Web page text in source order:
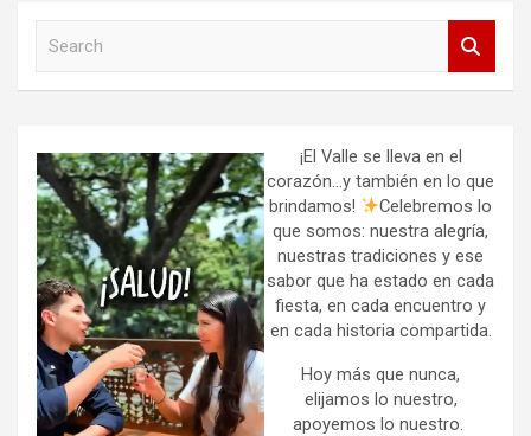
h
¡El Valle se lleva en el
corazón…y también en lo que
brindamos!
Celebremos lo
que somos: nuestra alegría,
nuestras tradiciones y ese
sabor que ha estado en cada
fiesta, en cada encuentro y
en cada historia compartida.
Hoy más que nunca,
elijamos lo nuestro,
apoyemos lo nuestro.